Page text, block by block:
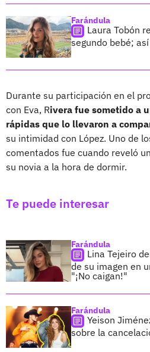
Farándula
Laura Tobón
segundo bebé;
Durante su participación en el
con Eva, Rivera fue sometido a
rápidas que lo llevaron a
su intimidad con López. Uno de
comentados fue cuando reveló
su novia a la hora de dormir.
Te puede interesar
Farándula
Lina Tejeiro
de su imagen en
"¡No caigan!"
Farándula
Yeison
sobre la